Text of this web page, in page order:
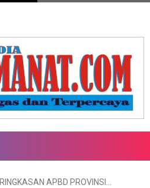
RINGKASAN APBD PROVINSI…